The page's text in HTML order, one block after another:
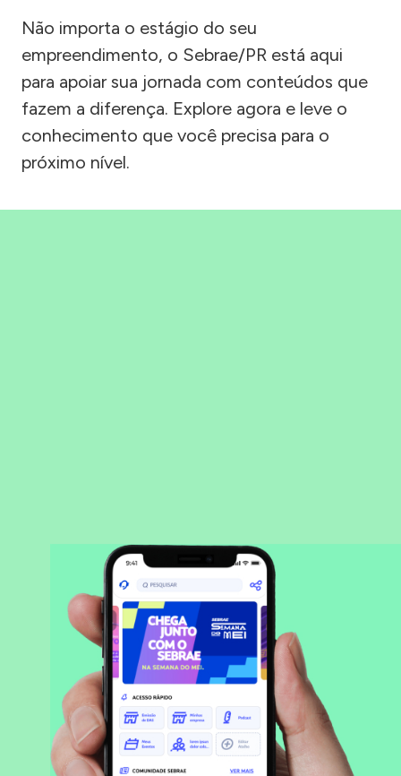
Não importa o estágio do seu
empreendimento, o Sebrae/PR está aqui
para apoiar sua jornada com conteúdos que
fazem a diferença. Explore agora e leve o
conhecimento que você precisa para o
próximo nível.